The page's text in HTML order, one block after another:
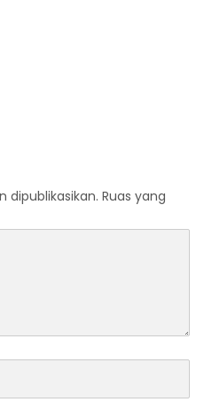
dipublikasikan. Ruas yang